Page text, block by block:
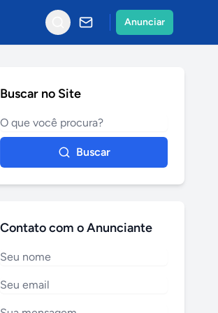
Anunciar
Buscar no Site
Buscar
Contato com o Anunciante